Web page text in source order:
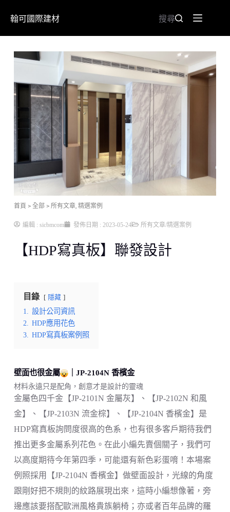
翰可國際建材 搜尋
首頁 > 全部 > 所有文章, 精選案例
編輯 : sicbmcom 發佈日期 : 2023-05-24 所有文章/精選案例
【HDP寫真板】聯發設計
目錄 隱藏
1.
設計公司資訊
2.
HDP應用花色
3.
HDP寫真板案例照
壁面也很金屬 ｜JP-2104N 香檳金
材料永遠只是配角，創意才是設計的靈魂
金屬色四千金【JP-2101N 金屬灰】、【JP-2102N 和風
金】、【JP-2103N 流金棕】、【JP-2104N 香檳金】是
HDP寫真板詢問度很高的色系，也有很多客戶期待我們
推出更多金屬系列花色。在此小編先賣個關子，我們可
以高度期待今年第四季，可能還有新色彩蛋唷！本場案
例照採用【JP-2104N 香檳金】做壁面設計，光線的角度
跟剛好把不規則的紋路展現出來，這時小編想像著，旁
邊應該要搭配歐洲風格貴族躺椅；亦或者百年品牌的羅